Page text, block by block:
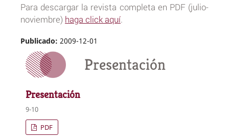
Para descargar la revista completa en PDF (julio-
noviembre) haga click aquí.
Publicado: 2009-12-01
Presentación
Presentación
9-10
PDF